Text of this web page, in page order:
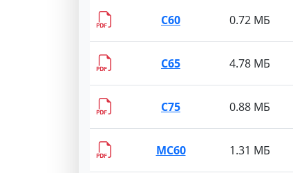
C60 0.72 МБ
C65 4.78 МБ
C75 0.88 МБ
MC60 1.31 МБ